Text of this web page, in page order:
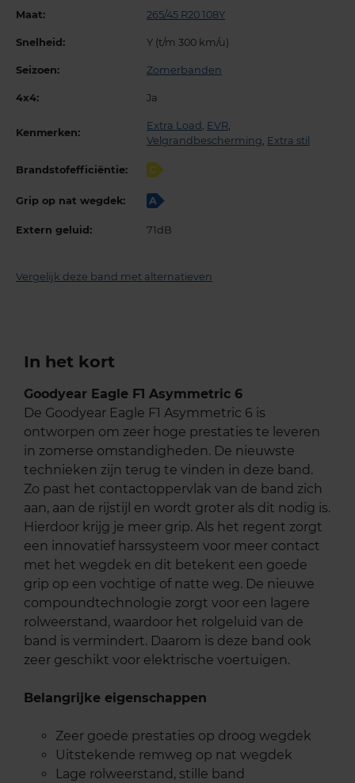
Maat: 265/45 R20 108Y
Snelheid: Y (t/m 300 km/u)
Seizoen: Zomerbanden
4x4: Ja
Kenmerken:
Extra Load , EVR,
Velgrandbescherming, Extra stil
Brandstofefficiëntie: C
Grip op nat wegdek: A
Extern geluid: 71dB
Vergelijk deze band met alternatieven
In het kort
Goodyear Eagle F1 Asymmetric 6
De Goodyear Eagle F1 Asymmetric 6 is
ontworpen om zeer hoge prestaties te leveren
in zomerse omstandigheden. De nieuwste
technieken zijn terug te vinden in deze band.
Zo past het contactoppervlak van de band zich
aan, aan de rijstijl en wordt groter als dit nodig is.
Hierdoor krijg je meer grip. Als het regent zorgt
een innovatief harssysteem voor meer contact
met het wegdek en dit betekent een goede
grip op een vochtige of natte weg. De nieuwe
compoundtechnologie zorgt voor een lagere
rolweerstand, waardoor het rolgeluid van de
band is vermindert. Daarom is deze band ook
zeer geschikt voor elektrische voertuigen.
Belangrijke eigenschappen
Zeer goede prestaties op droog wegdek
Uitstekende remweg op nat wegdek
Lage rolweerstand, stille band